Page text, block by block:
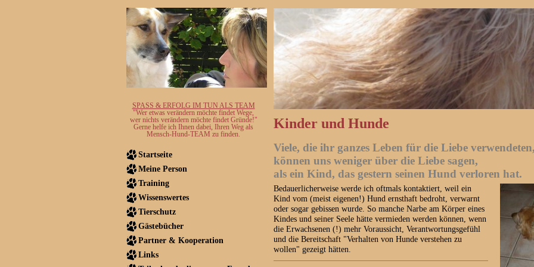
SPASS & ERFOLG IM TUN ALS TEAM
"Wer etwas verändern möchte findet Wege,
wer nichts verändern möchte findet Gründe!"
Gerne helfe ich Ihnen dabei, Ihren Weg als
Mensch-Hund-TEAM zu finden.
Startseite
Meine Person
Training
Wissenswertes
Tierschutz
Gästebücher
Partner & Kooperation
Links
Kinder und Hunde
Viele, die ihr ganzes Leben für die Liebe
können uns weniger über die Liebe sagen,
als ein Kind, das gestern seinen Hund verloren hat.
Bedauerlicherweise werde ich oftmals kontaktiert, weil ein
Kind vom (meist eigenen!) Hund ernsthaft bedroht, verwarnt
oder sogar gebissen wurde. So manche Narbe am Körper eines
Kindes und seiner Seele hätte vermieden werden können, wenn
die Erwachsenen (!) mehr Voraussicht, Verantwortungsgefühl
und die Bereitschaft "Verhalten von Hunde verstehen zu
wollen" gezeigt hätten.